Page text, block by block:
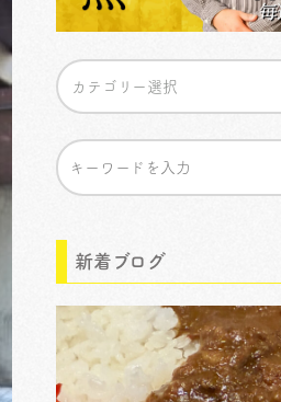
新着ブログ